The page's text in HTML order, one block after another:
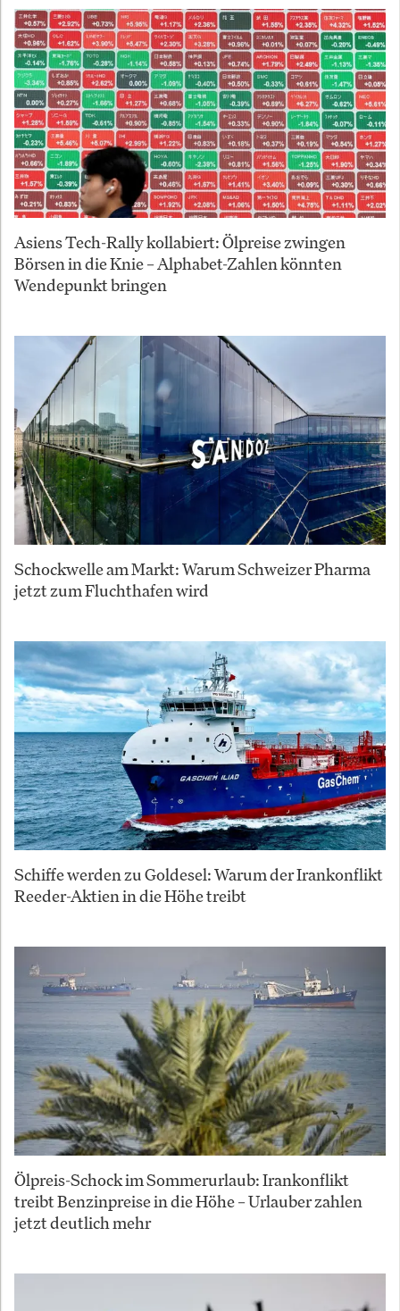
Asiens Tech-Rally kollabiert: Ölpreise zwingen
Börsen in die Knie – Alphabet-Zahlen könnten
Wendepunkt bringen
Schockwelle am Markt: Warum Schweizer Pharma
jetzt zum Fluchthafen wird
Schiffe werden zu Goldesel: Warum der Irankonflikt
Reeder-Aktien in die Höhe treibt
Ölpreis-Schock im Sommerurlaub: Irankonflikt
treibt Benzinpreise in die Höhe – Urlauber zahlen
jetzt deutlich mehr